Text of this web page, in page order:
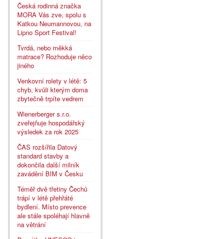
Česká rodinná značka
MORA Vás zve, spolu s
Katkou Neumannovou, na
Lipno Sport Festival!
Tvrdá, nebo měkká
matrace? Rozhoduje něco
jiného
Venkovní rolety v létě: 5
chyb, kvůli kterým doma
zbytečně trpíte vedrem
Wienerberger s.r.o.
zveřejňuje hospodářský
výsledek za rok 2025
ČAS rozšířila Datový
standard stavby a
dokončila další milník
zavádění BIM v Česku
Téměř dvě třetiny Čechů
trápí v létě přehřáté
bydlení. Místo prevence
ale stále spoléhají hlavně
na větrání